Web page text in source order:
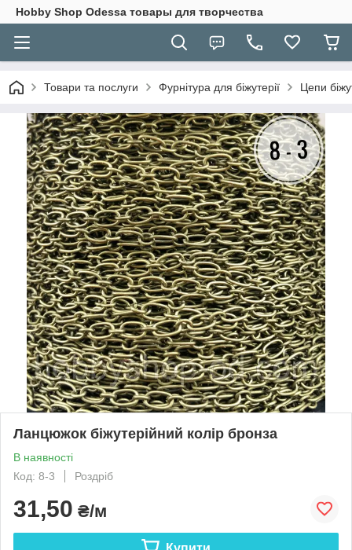
Hobbу Shop Odessa товары для творчества
Товари та послуги Фурнітура для біжутерії Цепи
Ланцюжок біжутерійний колір бронза
В наявності
Код: 8-3
Роздріб
31,50 ₴/м